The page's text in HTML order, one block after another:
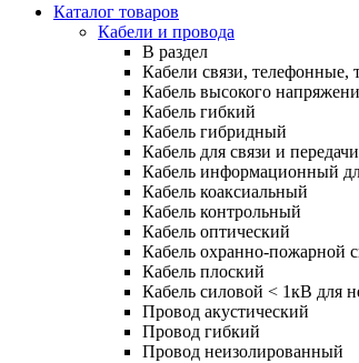
Каталог товаров
Кабели и провода
В раздел
Кабели связи,
Кабель высокого
Кабель гибкий
Кабель гибридный
Кабель для связи и
Кабель информационный
Кабель коаксиальный
Кабель контрольный
Кабель оптический
Кабель охранно-пожарной
Кабель плоский
Кабель силовой < 1кВ для
Провод акустический
Провод гибкий
Провод неизолированный